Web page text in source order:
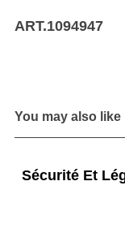
ART.1094947
You may also like
Sécurité Et